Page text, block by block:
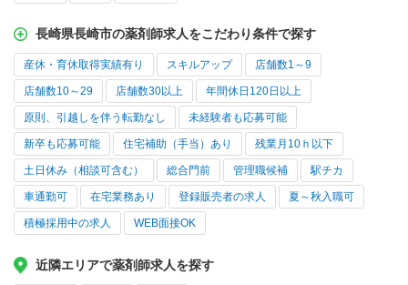
長崎県長崎市の薬剤師求人をこだわり条件で探す
産休・育休取得実績有り スキルアップ 店舗数1～9
店舗数10～29 店舗数30以上 年間休日120日以上
原則、引越しを伴う転勤なし 未経験者も応募可能
新卒も応募可能 住宅補助（手当）あり 残業月10ｈ以下
土日休み（相談可含む） 総合門前 管理職候補 駅チカ
車通勤可 在宅業務あり 登録販売者の求人 夏～秋入職可
積極採用中の求人 WEB面接OK
近隣エリアで薬剤師求人を探す